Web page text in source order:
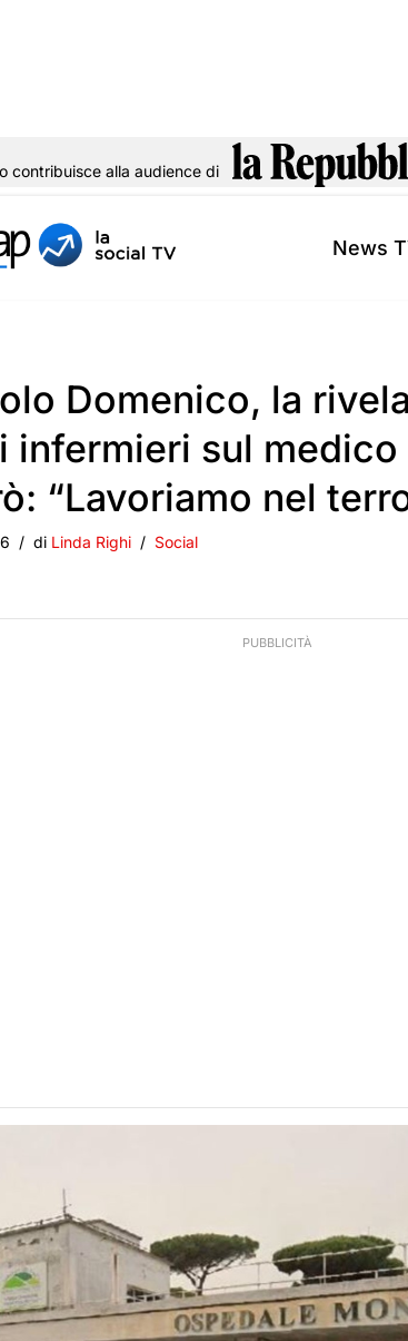
contribuisce alla audience di
News
Domenico, la
infermieri sul medico
“Lavoriamo nel
di Linda Righi Social